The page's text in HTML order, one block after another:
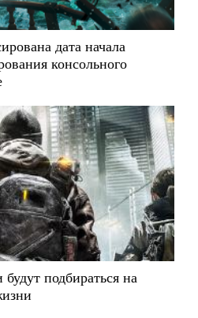
дата начала
консольного
подбираться на